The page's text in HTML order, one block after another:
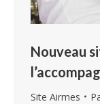
Nouveau
Site Airmes